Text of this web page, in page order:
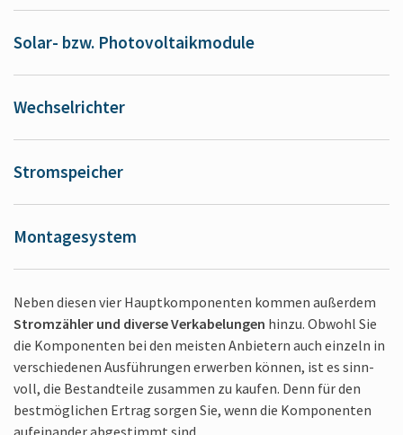
Solar- bzw. Photo­voltaik­module
Wechsel­richter
Strom­speicher
Montage­system
Neben diesen vier Haupt­komponenten kommen außer­dem
Strom­zähler und diverse Ver­kabelungen hinzu. Obwohl Sie
die Kom­ponenten bei den meisten An­bietern auch einzeln in
ver­schiedenen Aus­führungen erwerben können, ist es sinn­
voll, die Bestand­teile zusammen zu kaufen. Denn für den
best­möglichen Ertrag sorgen Sie, wenn die Kom­ponenten
auf­einander ab­gestimmt sind.